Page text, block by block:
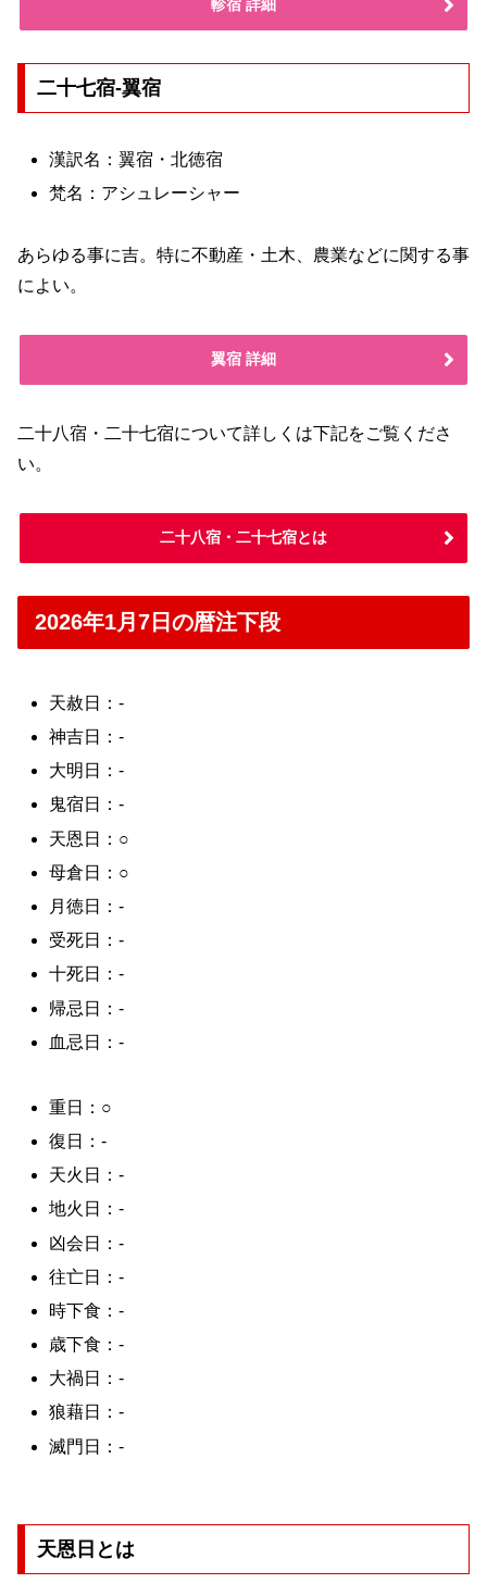
軫宿 詳細
二十七宿-翼宿
漢訳名：翼宿・北徳宿
梵名：アシュレーシャー
あらゆる事に吉。特に不動産・土木、農業などに関する事
によい。
翼宿 詳細
二十八宿・二十七宿について詳しくは下記をご覧くださ
い。
二十八宿・二十七宿とは
2026年1月7日の暦注下段
天赦日：-
神吉日：-
大明日：-
鬼宿日：-
天恩日：○
母倉日：○
月徳日：-
受死日：-
十死日：-
帰忌日：-
血忌日：-
重日：○
復日：-
天火日：-
地火日：-
凶会日：-
往亡日：-
時下食：-
歳下食：-
大禍日：-
狼藉日：-
滅門日：-
天恩日とは